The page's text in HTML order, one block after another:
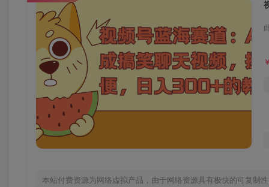
本站付费资源为网络虚拟产品，由于网络资源具有极快的可复制